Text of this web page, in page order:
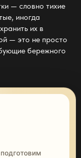
— словно тихие
иногда
их в
— это не просто
бережного